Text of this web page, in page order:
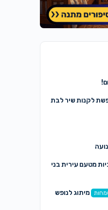
לקנות שיר לבת
מטעם עירית בני
מיתוג לנופש